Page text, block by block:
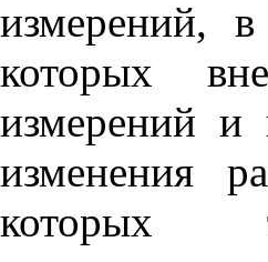
измерений,
которых
измерений и
изменения
которых